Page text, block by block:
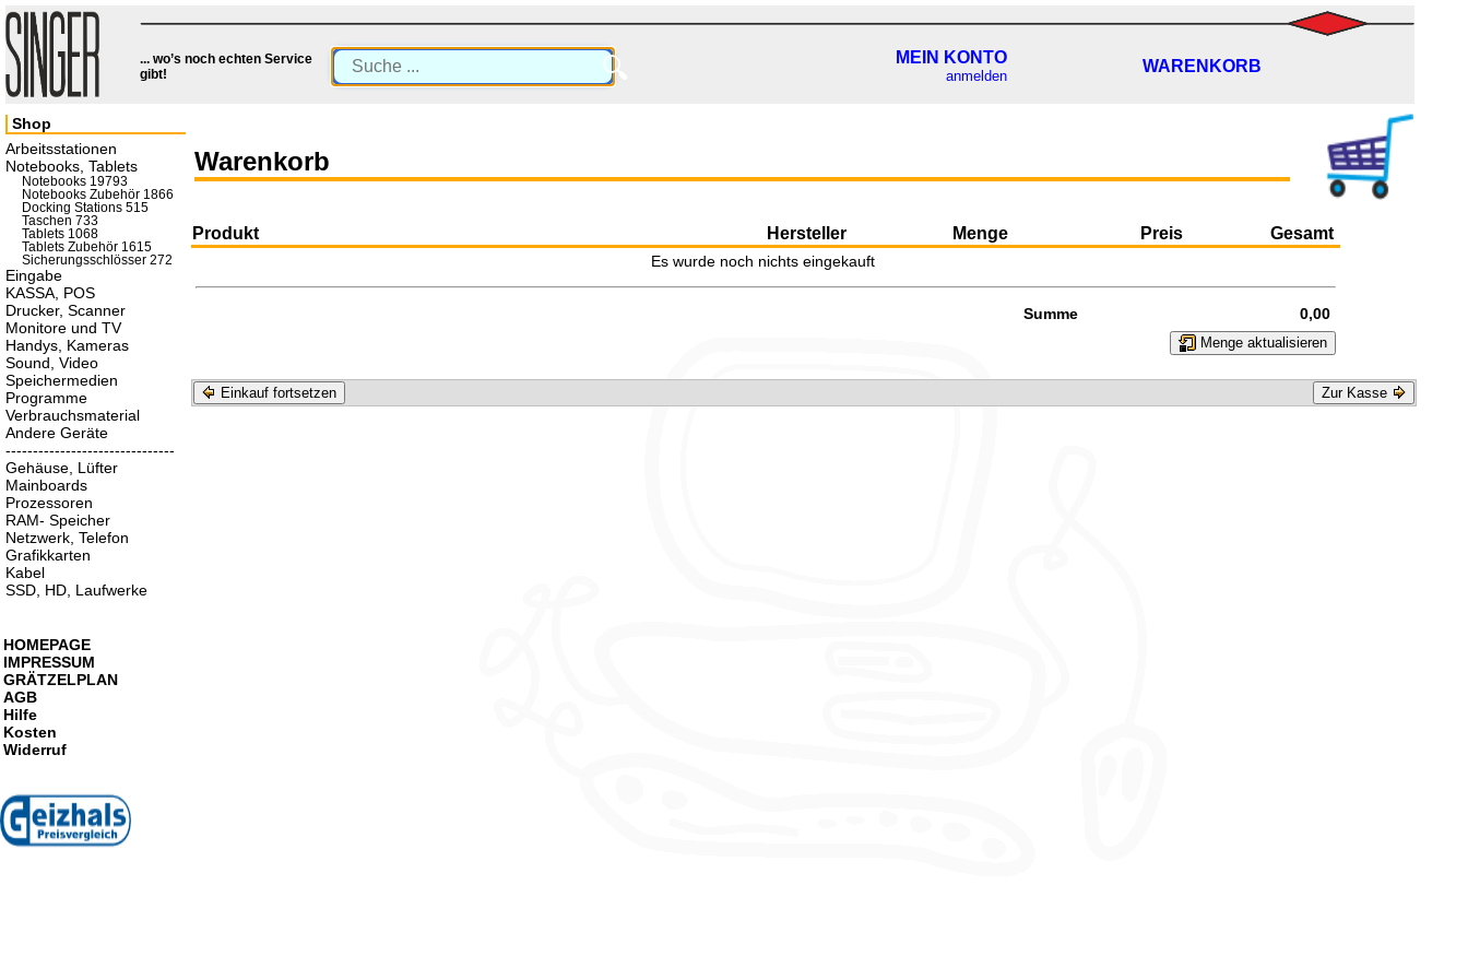
... wo’s noch echten Service
gibt!
🔍 MEIN KONTO
anmelden
WARENKORB
Warenkorb
Produkt Hersteller Menge Preis Gesamt
Es wurde noch nichts eingekauft
Summe 0,00
Menge aktualisieren
Einkauf fortsetzen Zur Kasse
Shop
Arbeitsstationen
Notebooks, Tablets
Notebooks 19793
Notebooks Zubehör 1866
Docking Stations 515
Taschen 733
Tablets 1068
Tablets Zubehör 1615
Sicherungsschlösser 272
Eingabe
KASSA, POS
Drucker, Scanner
Monitore und TV
Handys, Kameras
Sound, Video
Speichermedien
Programme
Verbrauchsmaterial
Andere Geräte
-------------------------------
Gehäuse, Lüfter
Mainboards
Prozessoren
RAM- Speicher
Netzwerk, Telefon
Grafikkarten
Kabel
SSD, HD, Laufwerke
HOMEPAGE
IMPRESSUM
GRÄTZELPLAN
AGB
Hilfe
Kosten
Widerruf